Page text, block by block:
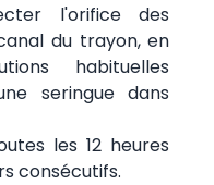
l'orifice des
du trayon, en
habituelles
seringue dans
les 12 heures
consécutifs.